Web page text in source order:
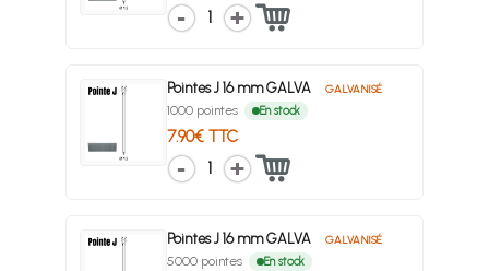
1
Pointes J 16 mm GALVA GALVANISÉ
1000 pointes En stock
7.90€ TTC
1
Pointes J 16 mm GALVA GALVANISÉ
5000 pointes En stock